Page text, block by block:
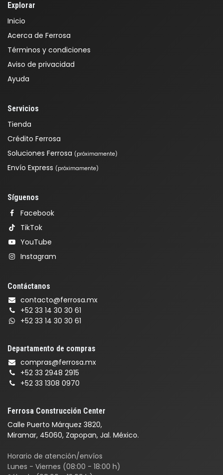
Explorar
Inicio
Acerca de Ferrosa
Términos y condiciones
Aviso de privacidad
Ayuda
Servicios
Tienda
Crédito Ferrosa
Soluciones Ferrosa (próximamente)
Envío Express (próximamente)
Ferrosa Construcción Center
Calle Puerto Márquez 3820,
Miramar, 45060, Zapopan, Jal. México.
Horario de atención/envíos
Lunes - Viernes (08:00 - 18:00 h)
Síguenos
Facebook
TikTok
YouTube
Instagram
Contáctanos
contacto@ferrosa.mx
+52 33 14 30 30 61
+52 33 14 30 30 61
Departamento de compras
compras@ferrosa.mx
+52 33 2948 2915
+52 33 1308 0970